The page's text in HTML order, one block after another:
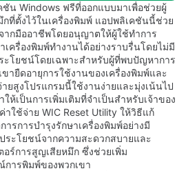
ชัน Windows ฟรีที่ออกแบบมาเพื่อช่วยผู้
ที่ตั้งไว้ในเครื่องพิมพ์ แอปพลิเคชันนี้ช่วย
ากมืออาชีพโดยอนุญาตให้ผู้ใช้ทำการ
เครื่องพิมพ์ทำงานได้อย่างราบรื่นโดยไม่มี
ะโยชน์โดยเฉพาะสำหรับผู้ที่พบปัญหาการ
ายืดอายุการใช้งานของเครื่องพิมพ์และ
ยสูงโปรแกรมนี้ใช้งานง่ายและมุ่งเน้นไป
ห้เป็นการเพิ่มเติมที่จำเป็นสำหรับเจ้าของ
ใช้จ่าย WIC Reset Utility ให้วิธีแก้
รการบำรุงรักษาเครื่องพิมพ์อย่างมี
ระโยชน์จากความสะดวกสบายและ
ร์การสูญเสียหมึก ซึ่งช่วยเพิ่ม
ารพิมพ์ของพวกเขา